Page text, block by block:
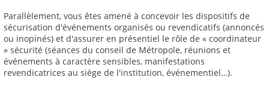
Parallèlement, vous êtes amené à concevoir les dispositifs de
sécurisation d'événements organisés ou revendicatifs (annoncés
ou inopinés) et d'assurer en présentiel le rôle de « coordinateur
» sécurité (séances du conseil de Métropole, réunions et
événements à caractère sensibles, manifestations
revendicatrices au siège de l'institution, événementiel…).